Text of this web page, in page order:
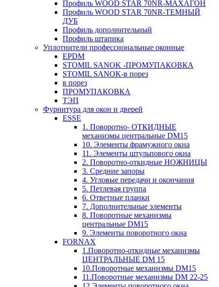
Профиль WOOD STAR 70NR-МАХАГОН
Профиль WOOD STAR 70NR-ТЕМНЫЙ
ДУБ
Профиль дополнительный
Профиль штапика
Уплотнители профессиональные оконные
EPDM
STOMIL SANOK -ПРОМУПАКОВКА
STOMIL SANOK-в порез
в порез
ПРОМУПАКОВКА
ТЭП
Фурнитура для окон и дверей
ESSE
1. Поворотно- ОТКИДНЫЕ
механизмы центральные DM15
10. Элементы фрамужного окна
11. Элементы штульпового окна
2. Поворотно-откидные НОЖНИЦЫ
3. Средние запоры
4. Угловые передачи и окончания
5. Петлевая группа
6. Ответные планки
7. Дополнительные элементы
8. Поворотные механизмы
центральные DM15
9. Элементы поворотного окна
FORNAX
1.Поворотно-откидные механизмы
ЦЕНТРАЛЬНЫЕ DM 15
10.Поворотные механизмы DM15
11.Поворотные механизмы DM 22-25